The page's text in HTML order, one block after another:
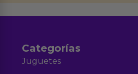
Categorías
Juguetes